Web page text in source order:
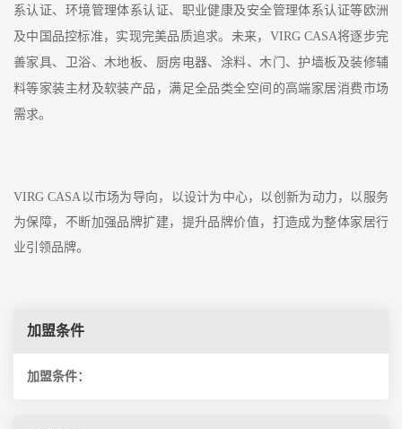
系认证、环境管理体系认证、职业健康及安全管理体系认证等欧洲
及中国品控标准，实现完美品质追求。未来，VIRG CASA将逐步完
善家具、卫浴、木地板、厨房电器、涂料、木门、护墙板及装修辅
料等家装主材及软装产品，满足全品类全空间的高端家居消费市场
需求。
VIRG CASA 以市场为导向，以设计为中心，以创新为动力，
以服务
为保障，不断加强品牌扩建，提升品牌价值，打造成为整体家居行
业引领品牌。
加盟条件
加盟条件：